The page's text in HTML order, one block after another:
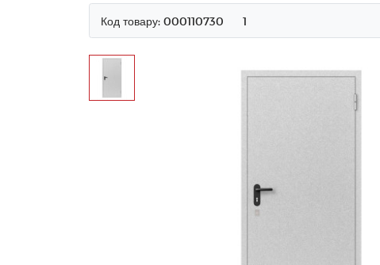
Код товару: 000110730 1